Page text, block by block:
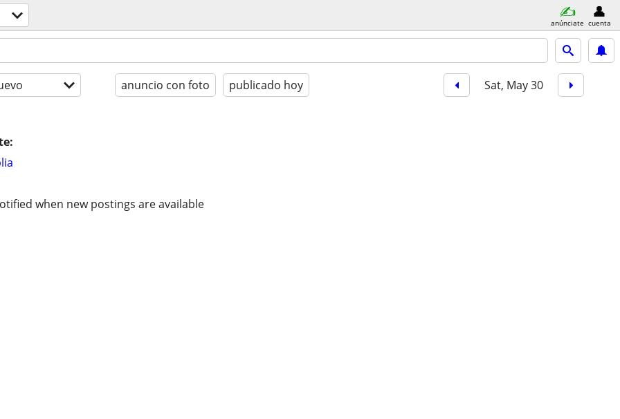
anúnciate cuenta
anuncio con foto publicado hoy Sat, May 30
when new postings are available